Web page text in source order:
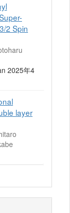
2 Spin
2025年4
layer